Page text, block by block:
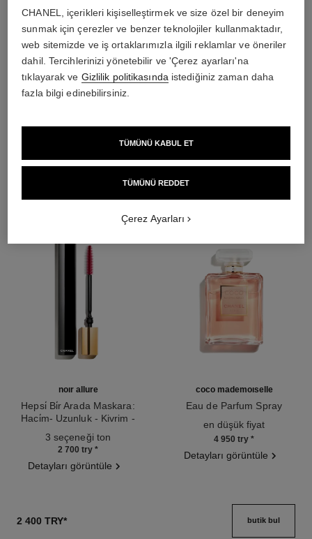
THE PERFECT MATCH
noir allure
Hepsi̇ Bi̇r Arada Maskara:
Haci̇m- Uzunluk - Kivrim -
3 seçeneği ton
2 700 try *
Detayları görüntüle
coco mademoiselle
Eau de Parfum Spray
en düşük fiyat
4 950 try *
Detayları görüntüle
2 400 TRY* butik bul
CHANEL, içerikleri kişiselleştirmek ve size özel bir deneyim
sunmak için çerezler ve benzer teknolojiler kullanmaktadır,
web sitemizde ve iş ortaklarımızla ilgili reklamlar ve öneriler
dahil. Tercihlerinizi yönetebilir ve 'Çerez ayarları'na
tıklayarak ve Gizlilik politikasında istediğiniz zaman daha
fazla bilgi edinebilirsiniz.
TÜMÜNÜ REDDET
TÜMÜNÜ KABUL ET
Çerez Ayarları